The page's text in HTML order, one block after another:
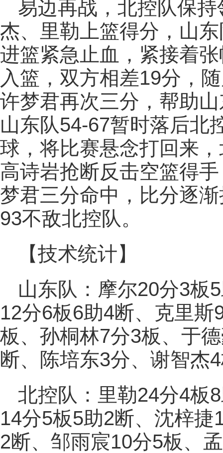
易边再战，北控队保
杰、里勒上篮得分，山
进篮紧急止血，紧接着
入篮，双方相差19分，
许梦君再次三分，帮助
山东队54-67暂时落后北
球，将比赛悬念打回来
高诗岩抢断反击空篮得
梦君三分命中，比分逐
93不敌北控队。
【技术统计】
山东队：摩尔20分3板
12分6板6助4断、克里
板、孙桐林7分3板、于
断、陈培东3分、谢智杰
北控队：里勒24分4板
14分5板5助2断、沈梓
2断、邹雨宸10分5板、